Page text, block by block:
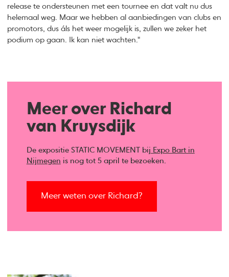
release te ondersteunen met een tournee en dat valt nu dus
helemaal weg. Maar we hebben al aanbiedingen van clubs en
promotors, dus áls het weer mogelijk is, zullen we zeker het
podium op gaan. Ik kan niet wachten."
Meer over Richard
van Kruysdijk
De expositie STATIC MOVEMENT bij Expo Bart in
Nijmegen is nog tot 5 april te bezoeken.
Meer weten over Richard?